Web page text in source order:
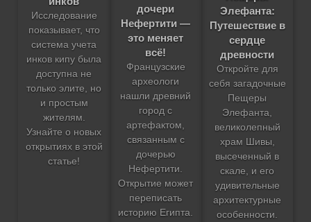
Исследование
показывает, что
система учета
инков кипу была
доступна не
только элите, но
и простым
жителям.
Узнайте о новых
открытиях в этой
статье!
дочери
Нефертити —
это меняет
всё!
Французские
археологи
нашли древний
город с
артефактом,
связанным с
дочерью
Нефертити.
Открытие может
переписать
историю Египта.
Элефанта:
Путешествие в
сердце
древности
Откройте для
себя загадочные
Пещеры
Элефанта,
великолепный
храм Шивы,
высеченный в
скале, и его
удивительные
архитектурные
особенности.